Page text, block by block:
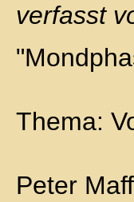
verfasst
Thema:
Peter